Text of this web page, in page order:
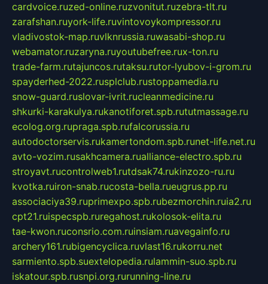
cardvoice.ruzed-online.ruzvonitut.ruzebra-tlt.ru
zarafshan.ruyork-life.ruvintovoykompressor.ru
vladivostok-map.ruvlknrussia.ruwasabi-shop.ru
webamator.ruzaryna.ruyoutubefree.rux-ton.ru
trade-farm.rutajuncos.rutaksu.rutor-lyubov-i-grom.ru
spayderhed-2022.rusplclub.rustoppamedia.ru
snow-guard.ruslovar-ivrit.rucleanmedicine.ru
shkurki-karakulya.rukanotiforet.spb.rututmassage.ru
ecolog.org.rupraga.spb.rufalcorussia.ru
autodoctorservis.rukamertondom.spb.runet-life.net.ru
avto-vozim.rusakhcamera.rualliance-electro.spb.ru
stroyavt.rucontrolweb1.rutdsak74.rukinzozo-ru.ru
kvotka.ruiron-snab.rucosta-bella.rueugrus.pp.ru
associaciya39.ruprimexpo.spb.rubezmorchin.ruia2.ru
cpt21.ruispecspb.ruregahost.rukolosok-elita.ru
tae-kwon.ruconsrio.com.ruinsiam.ruavegainfo.ru
archery161.rubigencyclica.ruvlast16.rukorru.net
sarmiento.spb.suextelopedia.rulammin-suo.spb.ru
iskatour.spb.rusnpi.org.rurunning-line.ru